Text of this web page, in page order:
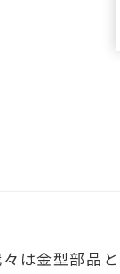
は金型部品